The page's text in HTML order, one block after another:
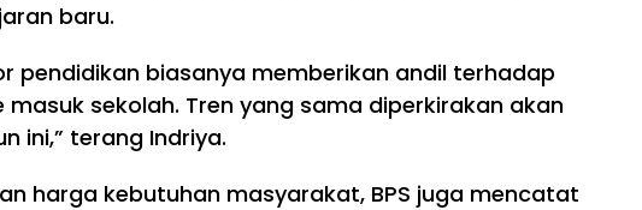
baru.
pendidikan biasanya memberikan andil terhadap
sekolah. Tren yang sama diperkirakan akan
ini,” terang Indriya.
harga kebutuhan masyarakat, BPS juga mencatat